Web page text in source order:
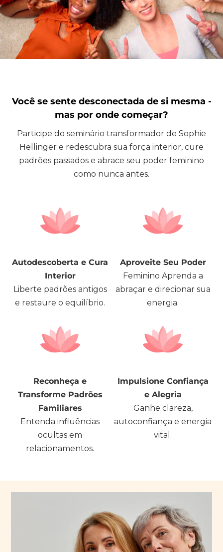
Você se sente desconectada de si mesma -
mas por onde começar?
Participe do seminário transformador de Sophie
Hellinger e redescubra sua força interior, cure
padrões passados e abrace seu poder feminino
como nunca antes.
Autodescoberta e Cura
Interior
Liberte padrões antigos
e restaure o equilíbrio.
Aproveite Seu Poder
Feminino Aprenda a
abraçar e direcionar sua
energia.
Reconheça e
Transforme Padrões
Familiares
Entenda influências
ocultas em
relacionamentos.
Impulsione Confiança
e Alegria
Ganhe clareza,
autoconfiança e energia
vital.